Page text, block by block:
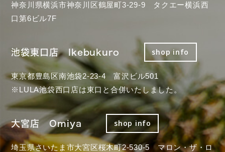
神奈川県横浜市神奈川区鶴屋町3-29-9 タクエー横浜西
口第6ビル7F
池袋東口店 Ikebukuro shop info
東京都豊島区南池袋2-23-4 富沢ビル501
※LULA池袋西口店は東口と合併いたしました。
大宮店 Omiya shop info
埼玉県さいたま市大宮区桜木町2-530-5 マロン・ザ・ロ